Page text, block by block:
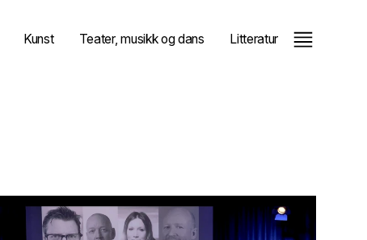
Kunst Teater, musikk og dans Litteratur